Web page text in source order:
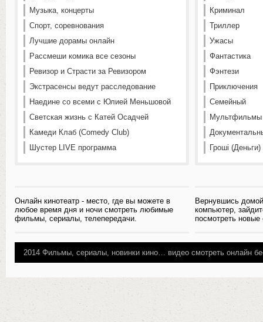
Музыка, концерты
Спорт, соревнования
Лучшие дорамы онлайн
Рассмеши комика все сезоны
Ревизор и Страсти за Ревизором
Экстрасенсы ведут расследование
Наедине со всеми с Юлией Меньшовой
Светская жизнь с Катей Осадчей
Камеди Клаб (Comedy Club)
Шустер LIVE программа
Онлайн кинотеатр - место, где вы можете в
любое время дня и ночи смотреть любимые
фильмы, сериалы, телепередачи.
Криминал
Триллер
Ужасы
Фантастика
Фэнтези
Приключения
Семейный
Мультфильмы
Гроші
Вернувшись
компьютер,
посмотреть
2014 Фильмы, сериалы, новинки кино… видео смотреть онлайн